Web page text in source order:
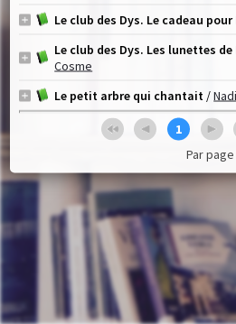
Le club des Dys. Le cadeau pour
Le club des Dys. Les lunettes
Cosme
Le petit arbre qui chantait /
1
Par page